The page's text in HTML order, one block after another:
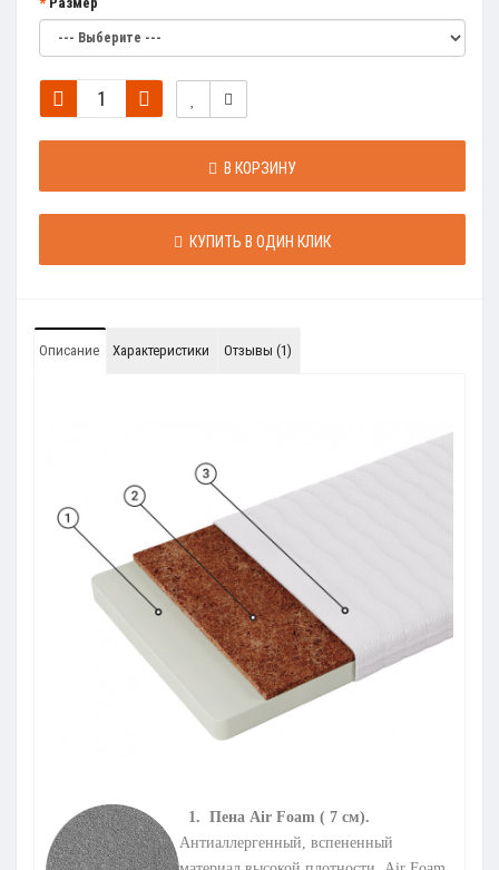
В КОРЗИНУ
КУПИТЬ В ОДИН КЛИК
Описание Характеристики Отзывы (1)
1. Пена Air Foam ( 7 см).
Антиаллергенный, вспененный